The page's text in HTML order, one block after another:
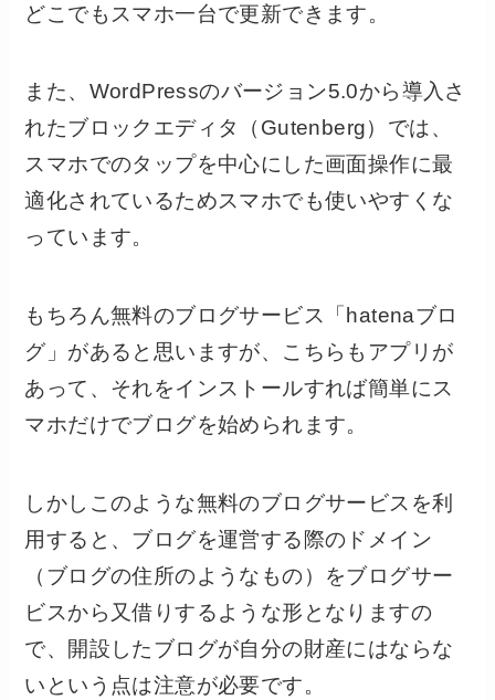
どこでもスマホ一台で更新できます。
また、WordPressのバージョン5.0から導入さ
れたブロックエディタ（Gutenberg）では、
スマホでのタップを中心にした画面操作に最
適化されているためスマホでも使いやすくな
っています。
もちろん無料のブログサービス「hatenaブロ
グ」があると思いますが、こちらもアプリが
あって、それをインストールすれば簡単にス
マホだけでブログを始められます。
しかしこのような無料のブログサービスを利
用すると、ブログを運営する際のドメイン
（ブログの住所のようなもの）をブログサー
ビスから又借りするような形となりますの
で、開設したブログが自分の財産にはならな
いという点は注意が必要です。